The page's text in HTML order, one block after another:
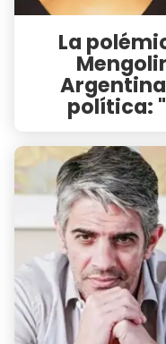
La
política: